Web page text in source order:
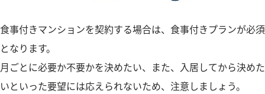
食事付きマンションを契約する場合は、食事付きプランが必須
となります。
月ごとに必要か不要かを決めたい、また、入居してから決めた
いといった要望には応えられないため、注意しましょう。